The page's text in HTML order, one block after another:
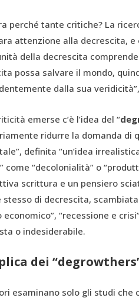
perché tante critiche? La
attenzione alla decrescita,
della decrescita
possa salvare il mondo,
dalla sua
emerse c’è l’idea del “
ridurre la domanda di
definita “un’idea
” come “decolonialità” o
scrittura e un pensiero
stesso di decrescita,
economico”, “recessione e
o indesiderabile.
dei
esaminano solo gli studi che